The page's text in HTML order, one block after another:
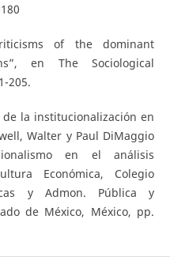
of the dominant
en The Sociological
205.
de la institucionalización en
Walter y Paul DiMaggio
en el análisis
Económica, Colegio
y Admon. Pública y
de México, México, pp.